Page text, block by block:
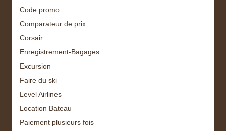
Code promo
Comparateur de prix
Corsair
Enregistrement-Bagages
Excursion
Faire du ski
Level Airlines
Location Bateau
Paiement plusieurs fois